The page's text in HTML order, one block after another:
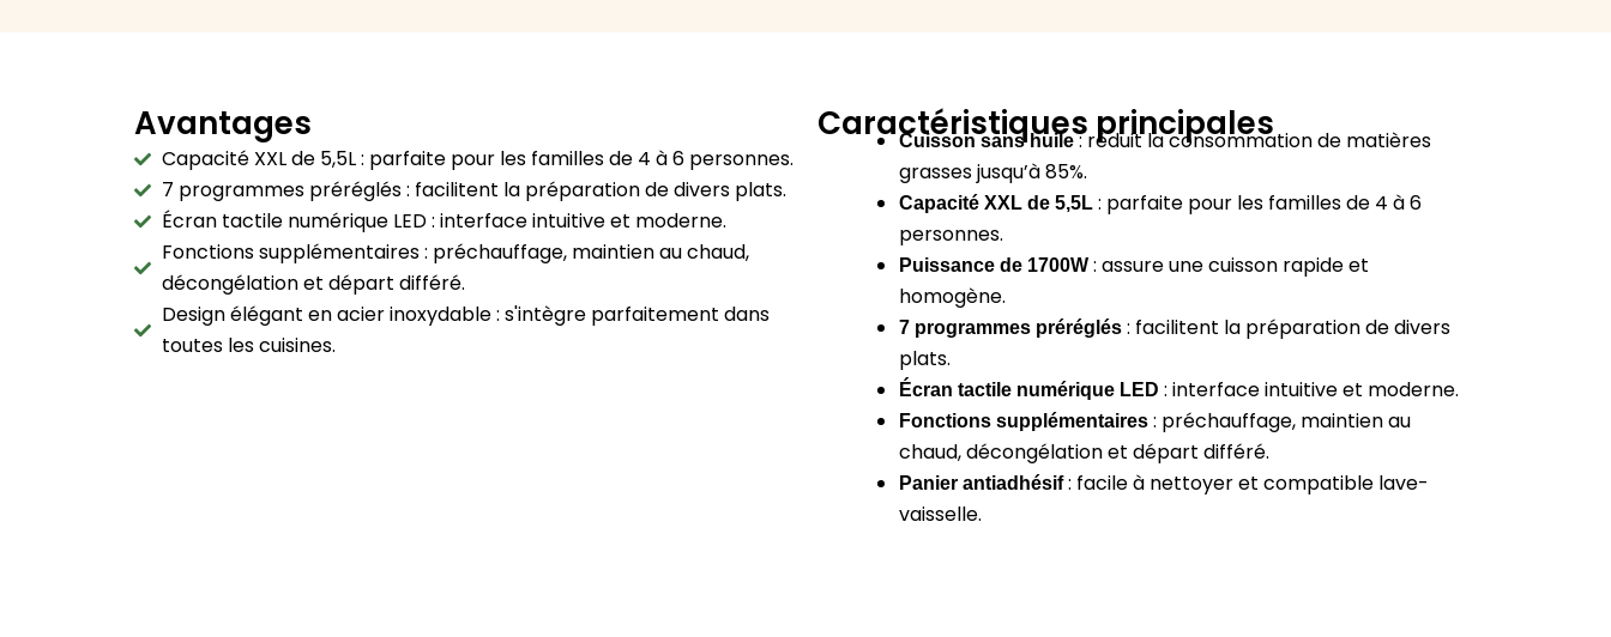
Avantages
Capacité XXL de 5,5L : parfaite pour les familles de 4 à 6 personnes.
7 programmes préréglés : facilitent la préparation de divers plats.
Écran tactile numérique LED : interface intuitive et moderne.
Fonctions supplémentaires : préchauffage, maintien au chaud,
décongélation et départ différé.
Design élégant en acier inoxydable : s'intègre parfaitement dans
toutes les cuisines.
Caractéristiques principales
Cuisson sans huile:réduit la consommation de matières
grasses jusqu’à 85%.
Capacité XXL de 5,5L : parfaite pour les familles de 4 à 6
personnes.
Puissance de 1700W : assure une cuisson rapide et
homogène.
7 programmes préréglés : facilitent la préparation de divers
plats.
Écran tactile numérique LED : interface intuitive et moderne.
Fonctions supplémentaires : préchauffage, maintien au
chaud, décongélation et départ différé.
Panier antiadhésif: facile à nettoyer et compatible lave-
vaisselle.